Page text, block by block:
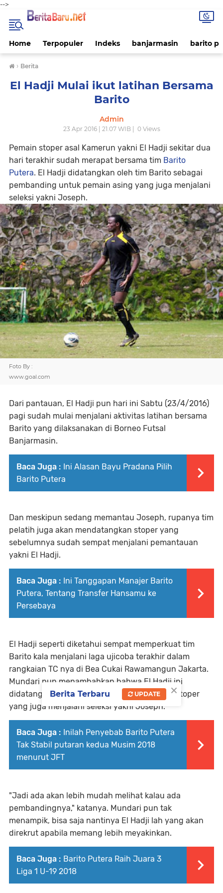
-->
Home Terpopuler Indeks banjarmasin barito
› Berita
El Hadji Mulai ikut latihan Bersama
Barito
Admin
23 Apr 2016 | 21.07 WIB | 0Views
Pemain stoper asal Kamerun yakni El Hadji sekitar dua
hari terakhir sudah merapat bersama tim Barito
Putera. El Hadji didatangkan oleh tim Barito sebagai
pembanding untuk pemain asing yang juga menjalani
seleksi yakni Joseph.
Foto By :
www.goal.com
Dari pantauan, El Hadji pun hari ini Sabtu (23/4/2016)
pagi sudah mulai menjalani aktivitas latihan bersama
Barito yang dilaksanakan di Borneo Futsal
Banjarmasin.
Baca Juga : Ini Alasan Bayu Pradana Pilih
Barito Putera
Dan meskipun sedang memantau Joseph, rupanya tim
pelatih juga akan mendatangkan stoper yang
sebelumnya sudah sempat menjalani pemantauan
yakni El Hadji.
Baca Juga : Ini Tanggapan Manajer Barito
Putera, Tentang Transfer Hansamu ke
Persebaya
El Hadji seperti diketahui sempat memperkuat tim
Barito kala menjalani laga ujicoba terakhir dalam
rangkaian TC nya di Bea Cukai Rawamangun Jakarta.
Mundari pun menambahkan bahwa El Hadji ini
didatangkan sebagai pembanding terhadap stoper
yang juga menjalani seleksi yakni Joseph.
Baca Juga : Inilah Penyebab Barito Putera
Tak Stabil putaran kedua Musim 2018
menurut JFT
"Jadi ada akan lebih mudah melihat kalau ada
pembandingnya," katanya. Mundari pun tak
menampik, bisa saja nantinya El Hadji lah yang akan
direkrut apabila memang lebih meyakinkan.
Baca Juga : Barito Putera Raih Juara 3
Liga 1 U-19 2018
×
Berita Terbaru UPDATE